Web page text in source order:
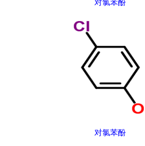
对氯苯酚
对氯苯酚